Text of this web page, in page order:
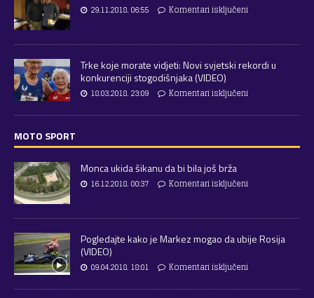
29.11.2018. 06:55 Komentari isključeni
Trke koje morate vidjeti: Novi svjetski rekordi u
konkurenciji stogodišnjaka (VIDEO)
18.03.2018. 23:09 Komentari isključeni
MOTO SPORT
Monca ukida šikanu da bi bila još brža
16.12.2018. 00:37 Komentari isključeni
Pogledajte kako je Markez mogao da ubije Rosija
(VIDEO)
09.04.2018. 18:01 Komentari isključeni